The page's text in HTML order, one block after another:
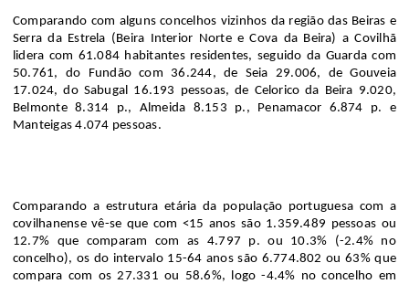
Comparando com alguns concelhos vizinhos da região das Beiras e
Serra da Estrela (Beira Interior Norte e Cova da Beira) a Covilhã
lidera com 61.084 habitantes residentes, seguido da Guarda com
50.761, do Fundão com 36 .244, de Seia 29.006, de Gouveia
17.024, do Sabugal 16.193 pessoas, de Celorico da Beira 9.020,
Belmonte 8. 314 p., Almeida 8.153 p., Penamacor 6.874 p. e
Manteigas 4.074 pessoas.
Comparando a estrutura etária da população portuguesa com a
covilhanense vê-se que com <15 anos são 1.359.489 pessoas ou
12.7% que comparam com as 4.797 p.ou 10.3% (-2.4% no
concelho), os do intervalo 15-64 anos são 6.774.802 ou 63% que
compara com os27.331 ou 58.6%, logo-4.4% no concelho em